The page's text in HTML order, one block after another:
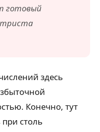
готовый
триста
здесь
Конечно, тут
при столь